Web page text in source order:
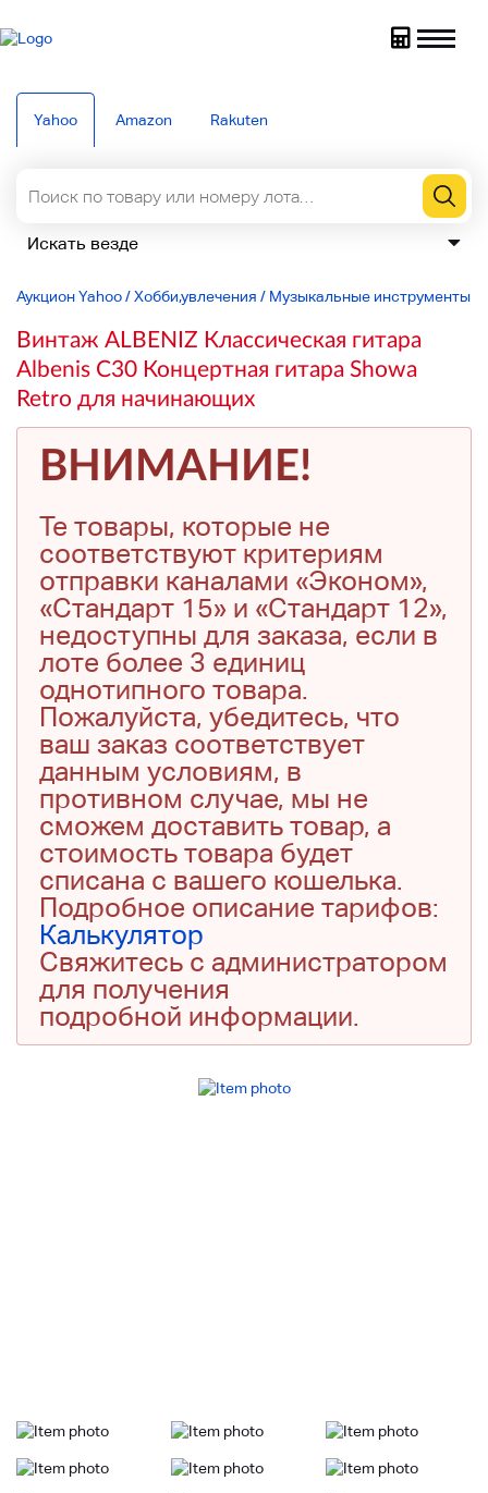
Yahoo Amazon Rakuten
Аукцион Yahoo/Хобби,увлечения / Музыкальные инструменты
Винтаж ALBENIZ Классическая гитара
Albenis C30 Концертная гитара Showa
Retro для начинающих
ВНИМАНИЕ!
Те товары, которые не
соответствуют критериям
отправки каналами «Эконом»,
«Стандарт 15» и «Стандарт 12»,
недоступны для заказа, если в
лоте более 3 единиц
однотипного товара.
Пожалуйста, убедитесь, что
ваш заказ соответствует
данным условиям, в
противном случае, мы не
сможем доставить товар, а
стоимость товара будет
списана с вашего кошелька.
Подробное описание тарифов:
Калькулятор
Свяжитесь с администратором
для получения
подробной информации.